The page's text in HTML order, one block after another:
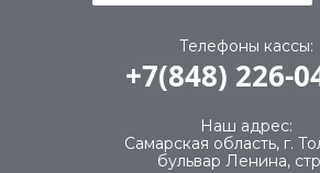
Телефоны кассы:
+7(848) 226-
Наш адрес:
Самарская область, г.
бульвар Ленина,